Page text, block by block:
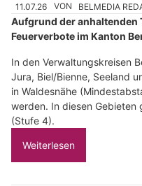
11.07.26 VON BELMEDIA
Aufgrund der anhaltenden
Feuerverbote im Kanton
In den Verwaltungskreisen
Jura, Biel/Bienne, Seeland
in Waldesnähe
werden. In diesen
(Stufe 4).
Weiterlesen